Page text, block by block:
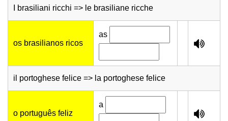
I brasiliani ricchi => le brasiliane ricche
os brasilianos ricos
as
il portoghese felice => la portoghese felice
o português feliz
a